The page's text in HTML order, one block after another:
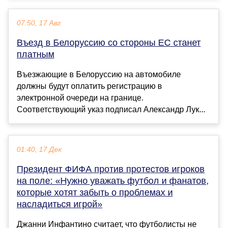
07:50, 17 Авг
Въезд в Белоруссию со стороны ЕС станет
платным
Въезжающие в Белоруссию на автомобиле
должны будут оплатить регистрацию в
электронной очереди на границе.
Соответствующий указ подписал Александр Лук...
01:40, 17 Дек
Президент ФИФА против протестов игроков
на поле: «Нужно уважать футбол и фанатов,
которые хотят забыть о проблемах и
насладиться игрой»
Джанни Инфантино считает, что футболисты не